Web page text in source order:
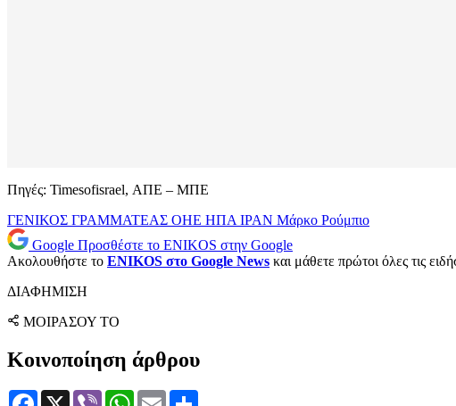
Πηγές: Timesofisrael, ΑΠΕ – ΜΠΕ
ΓΕΝΙΚΟΣ ΓΡΑΜΜΑΤΕΑΣ ΟΗΕ ΗΠΑ ΙΡΑΝ Μάρκο Ρούμπιο
Google Προσθέστε το ENIKOS στην Google
Ακολουθήστε το ENIKOS στο Google News και μάθετε πρώτοι όλες τις
ΔΙΑΦΗΜΙΣΗ
ΜΟΙΡΑΣΟΥ ΤΟ
Κοινοποίηση άρθρου
Facebook
X Viber WhatsApp
Email